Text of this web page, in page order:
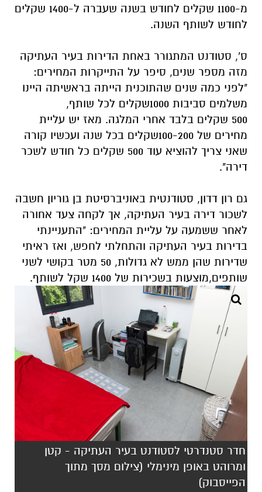
מ-1100 שקלים לחודש בשנה שעברה ל-1400
שקלים
לחודש לשותף השנה.
ס', סטודנט המתגורר באחת הדירות בעיר העתיקה
מזה מספר שנים, סיפר על התייקרות המחירים:
"לפני כמה שנים שהתוכנית הייתה בראשיתה היינו
משלמים סביבות 1000שקלים לכל שותף,
500 שקלים בלבד אחרי המלגה. מאז יש עליית
מחירים של 100-200שקלים בכל שנה ועכשיו קורה
שאני צריך להוציא עוד 500 שקלים כל חודש לשכר
דירה".
גם רון דדון, סטודנטית באוניברסיטת בן גוריון חשבה
לשכור דירה בעיר העתיקה, אך לקחה צעד אחורה
לאחר ששמעה על עליית המחירים: "התעניינתי
בדירות בעיר העתיקה והתחלתי לחפש, ואז ראיתי
שדירות שהן ממש לא גדולות, 50
מטר בקושי לשני
שותפים,מוצעות בשכירות של 1400 שקל לשותף.
חדר סטנדרטי לסטודנט בעיר העתיקה - קטן
ומרוהט באופן מינימלי (צילום מסך מתוך
הפייסבוק)